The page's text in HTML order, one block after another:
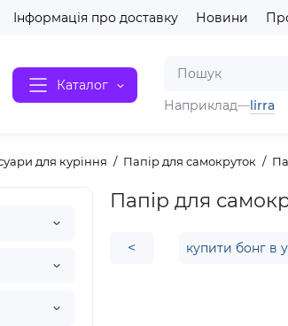
Інформація про доставку Новини
Каталог
Наприклад—lirra
для куріння Папір для самокруток
Папір для
< купити бонг в